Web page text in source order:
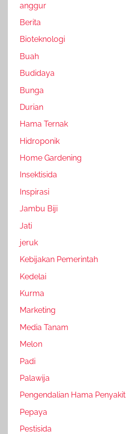
anggur
Berita
Bioteknologi
Buah
Budidaya
Bunga
Durian
Hama Ternak
Hidroponik
Home Gardening
Insektisida
Inspirasi
Jambu Biji
Jati
jeruk
Kebijakan Pemerintah
Kedelai
Kurma
Marketing
Media Tanam
Melon
Padi
Palawija
Pengendalian Hama Penyakit
Pepaya
Pestisida